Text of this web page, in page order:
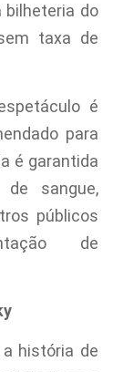
bilheteria do
taxa de
é
para
é garantida
de sangue,
públicos
de
história de